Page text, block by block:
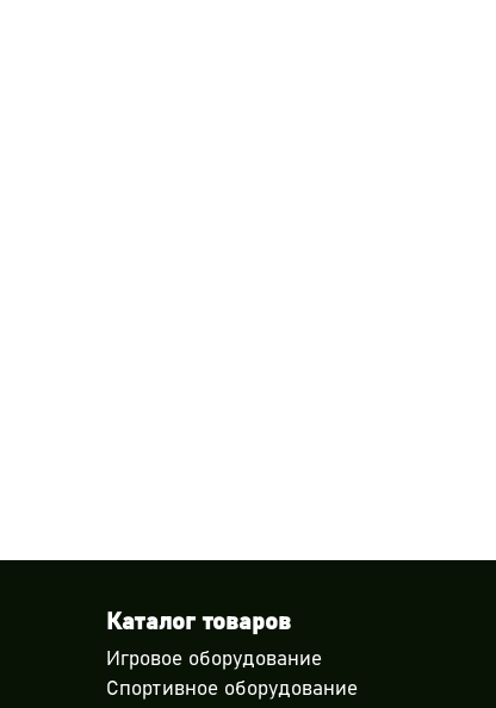
Каталог товаров
Игровое оборудование
Спортивное оборудование